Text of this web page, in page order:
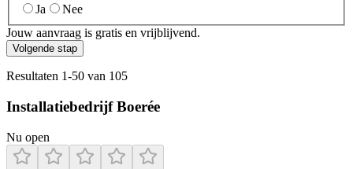
Ja
Nee
Jouw aanvraag is gratis en vrijblijvend.
Volgende stap
Resultaten 1-50 van 105
Installatiebedrijf Boerée
Nu open